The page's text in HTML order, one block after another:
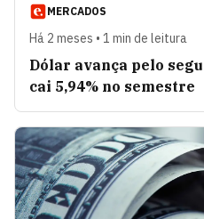
MERCADOS
Há 2 meses • 1 min de leitura
Dólar avança pelo
cai 5,94% no semestre